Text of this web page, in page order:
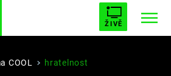
ŽIVĚ
BUFFY, PŘEMOŽITELKA UPÍRŮ
COOL hratelnost